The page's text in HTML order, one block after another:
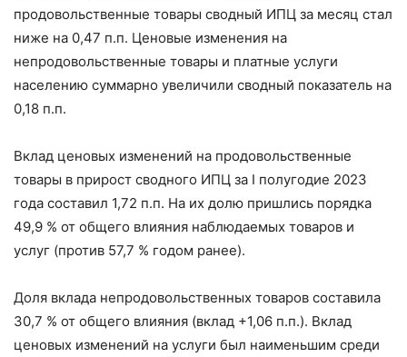
продовольственные товары сводный ИПЦ за месяц стал
ниже на 0,47 п.п. Ценовые изменения на
непродовольственные товары и платные услуги
населению суммарно увеличили сводный показатель на
0,18 п.п.
Вклад ценовых изменений на продовольственные
товары в прирост сводного ИПЦ за I полугодие 2023
года составил 1,72 п.п. На их долю пришлись порядка
49,9 % от общего влияния наблюдаемых товаров и
услуг (против 57,7 % годом ранее).
Доля вклада непродовольственных товаров составила
30,7 % от общего влияния (вклад +1,06 п.п.). Вклад
ценовых изменений на услуги был наименьшим среди